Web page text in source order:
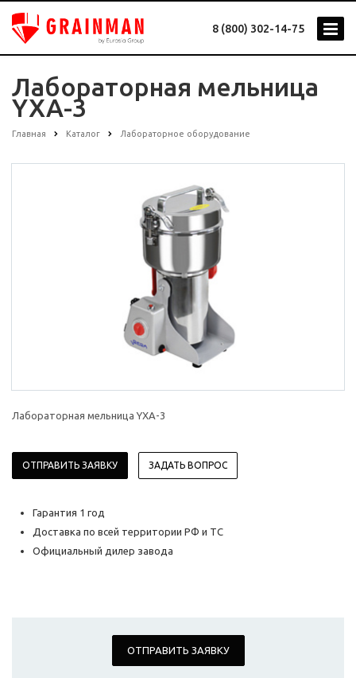
8 (800) 302-14-75
Лабораторная мельница
YXA-3
Главная Каталог Лабораторное оборудование
Лабораторная мельница YXA-3
ОТПРАВИТЬ ЗАЯВКУ ЗАДАТЬ ВОПРОС
Гарантия 1 год
Доставка по всей территории РФ и ТС
Официальный дилер завода
ОТПРАВИТЬ ЗАЯВКУ